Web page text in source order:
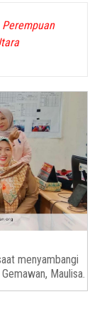
menyambangi
Maulisa.